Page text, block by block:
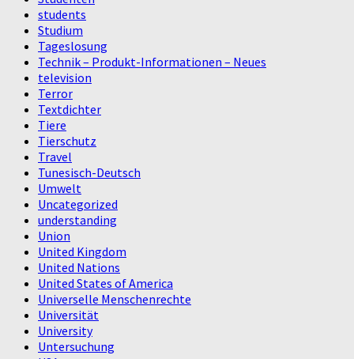
students
Studium
Tageslosung
Technik – Produkt-Informationen – Neues
television
Terror
Textdichter
Tiere
Tierschutz
Travel
Tunesisch-Deutsch
Umwelt
Uncategorized
understanding
Union
United Kingdom
United Nations
United States of America
Universelle Menschenrechte
Universität
University
Untersuchung